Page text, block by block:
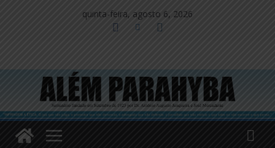
quinta-feira, agosto 6, 2026